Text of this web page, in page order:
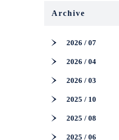
Archive
2026 / 07
2026 / 04
2026 / 03
2025 / 10
2025 / 08
2025 / 06